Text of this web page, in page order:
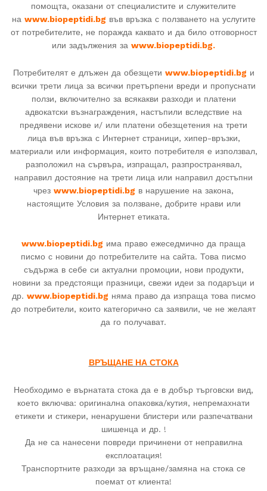
помощта, оказани от специалистите и служителите
на www.biopeptidi.bg във връзка с ползването на услугите
от потребителите, не поражда каквато и да било отговорност
или задължения за www.biopeptidi.bg.
Потребителят е длъжен да обезщети www.biopeptidi.bg и
всички трети лица за всички претърпени вреди и пропуснати
ползи, включително за всякакви разходи и платени
адвокатски възнаграждения, настъпили вследствие на
предявени искове и/ или платени обезщетения на трети
лица във връзка с Интернет страници, хипер-връзки,
материали или информация, които потребителя е използвал,
разположил на сървъра, изпращал, разпространявал,
направил достояние на трети лица или направил достъпни
чрез www.biopeptidi.bg в нарушение на закона,
настоящите Условия за ползване, добрите нрави или
Интернет етиката.
www.biopeptidi.bg има право ежеседмично да праща
писмо с новини до потребителите на сайта. Това писмо
съдържа в себе си актуални промоции, нови продукти,
новини за предстоящи празници, свежи идеи за подаръци и
др. www.biopeptidi.bg няма право да изпраща това писмо
до потребители, които категорично са заявили, че не желаят
да го получават.
ВРЪЩАНЕ НА СТОКА
Необходимо е върнатата стока да е в добър търговски вид,
което включва: оригинална опаковка/кутия, непремахнати
етикети и стикери, ненарушени блистери или разпечатвани
шишенца и др. !
Да не са нанесени повреди причинени от неправилна
експлоатация!
Транспортните разходи за връщане/замяна на стока се
поемат от клиента!